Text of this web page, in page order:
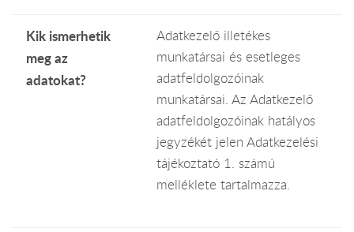
Kik ismerhetik
meg az
adatokat?
Adatkezelő illetékes
munkatársai és esetleges
adatfeldolgozóinak
munkatársai. Az Adatkezelő
adatfeldolgozóinak hatályos
jegyzékét jelen Adatkezelési
tájékoztató 1. számú
melléklete tartalmazza.